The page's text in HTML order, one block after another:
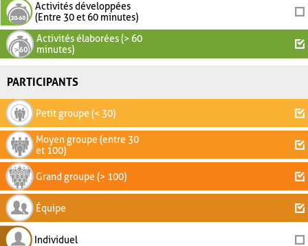
Activités développées
(Entre 30 et 60 minutes)
Activités élaborées (> 60
minutes)
PARTICIPANTS
Petit groupe (< 30)
Moyen groupe (entre 30
et 100)
Grand groupe (> 100)
Équipe
Individuel